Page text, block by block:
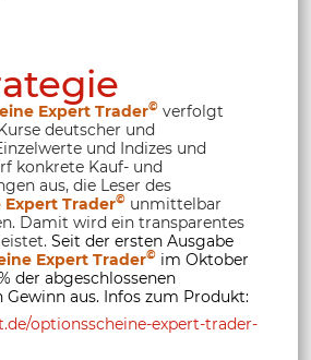
Expert Trader© verfolgt
deutscher und
und Indizes und
konkrete Kauf- und
aus, die Leser des
Trader© unmittelbar
Damit wird ein transparentes
Seit der ersten Ausgabe
Expert Trader© im Oktober
der abgeschlossenen
Gewinn aus. Infos zum Produkt:
optionsscheine-expert-trader-